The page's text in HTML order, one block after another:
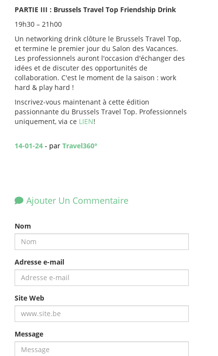
PARTIE III : Brussels Travel Top Friendship Drink
19h30 – 21h00
Un networking drink clôture le Brussels Travel Top,
et termine le premier jour du Salon des Vacances.
Les professionnels auront l'occasion d'échanger des
idées et de discuter des opportunités de
collaboration. C'est le moment de la saison : work
hard & play hard !
Inscrivez-vous maintenant à cette édition
passionnante du Brussels Travel Top. Professionnels
uniquement, via ce LIEN!
14-01-24 - par Travel360°
Ajouter Un Commentaire
Nom
Adresse e-mail
Site Web
Message